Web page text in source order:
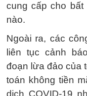
cung cấp cho
nào.
Ngoài ra, các
liên tục cảnh
đoạn lừa đảo của
toán không tiền
dịch COVID-19